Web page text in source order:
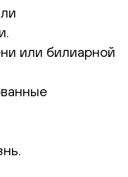
или билиарной